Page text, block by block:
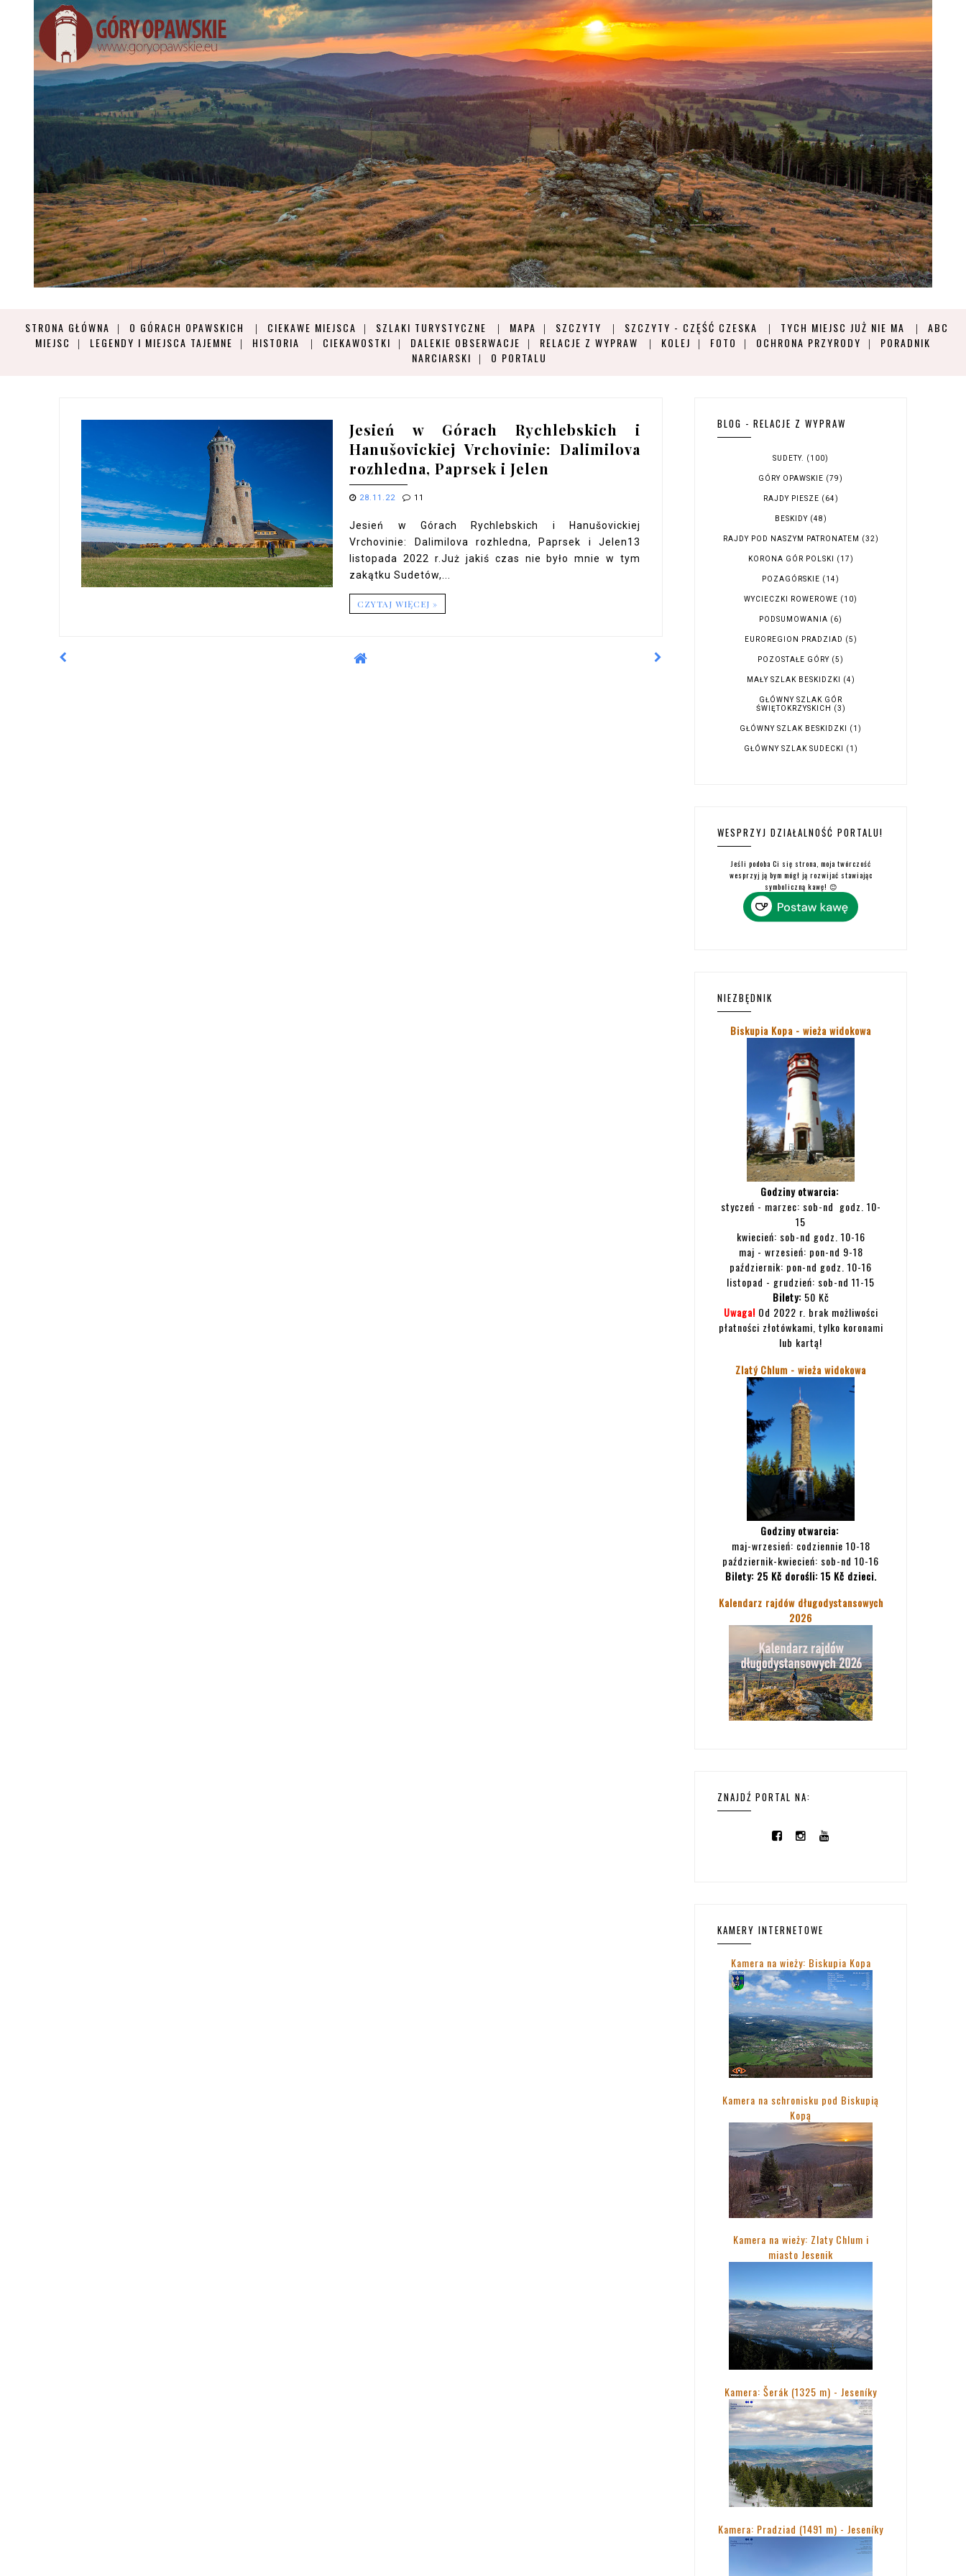
STRONA GŁÓWNA O GÓRACH OPAWSKICH CIEKAWE MIEJSCA SZLAKI TURYSTYCZNE MAPA SZCZYTY SZCZYTY - CZĘŚĆ CZESKA TYCH MIEJSC JUŻ NIE MA
ABC
MIEJSC
LEGENDY I MIEJSCA TAJEMNE HISTORIA CIEKAWOSTKI DALEKIE OBSERWACJE RELACJE Z WYPRAW KOLEJ FOTO OCHRONA PRZYRODY
PORADNIK
NARCIARSKI
O PORTALU
Jesień w Górach Rychlebskich i
Hanušovickiej Vrchovinie: Dalimilova
rozhledna, Paprsek i Jelen
28.11.22 11
Jesień w Górach Rychlebskich i Hanušovickiej
Vrchovinie: Dalimilova rozhledna, Paprsek i Jelen13
listopada 2022 r.Już jakiś czas nie było mnie w tym
zakątku Sudetów,...
CZYTAJ WIĘCEJ »
BLOG - RELACJE Z WYPRAW
SUDETY. (100)
GÓRY OPAWSKIE (79)
RAJDY PIESZE (64)
BESKIDY (48)
RAJDY POD NASZYM PATRONATEM (32)
KORONA GÓR POLSKI (17)
POZAGÓRSKIE (14)
WYCIECZKI ROWEROWE (10)
PODSUMOWANIA (6)
EUROREGION PRADZIAD (5)
POZOSTAŁE GÓRY (5)
MAŁY SZLAK BESKIDZKI (4)
GŁÓWNY SZLAK GÓR
ŚWIĘTOKRZYSKICH
(3)
GŁÓWNY SZLAK BESKIDZKI (1)
GŁÓWNY SZLAK SUDECKI (1)
WESPRZYJ DZIAŁALNOŚĆ PORTALU!
Jeśli podoba Ci się strona, moja twórczość
wesprzyj ją bym mógł ją rozwijać stawiając
symboliczną kawę! 😊
NIEZBĘDNIK
Biskupia Kopa - wieża widokowa
Godziny otwarcia:
styczeń - marzec: sob-nd godz. 10-
15
kwiecień: sob-nd godz. 10-16
maj - wrzesień: pon-nd 9-18
październik: pon-nd godz. 10-16
listopad - grudzień: sob-nd 11-15
Bilety: 50 Kč
Uwaga! Od 2022 r. brak możliwości
płatności złotówkami, tylko koronami
lub kartą!
Zlatý Chlum - wieża widokowa
Godziny otwarcia:
maj-wrzesień: codziennie 10-18
październik-kwiecień: sob-nd 10-16
Bilety: 25 Kč dorośli: 15 Kč dzieci.
Kalendarz rajdów długodystansowych
2026
ZNAJDŹ PORTAL NA:
KAMERY INTERNETOWE
Kamera na wieży: Biskupia Kopa
Kamera na schronisku pod Biskupią
Kopą
Kamera na wieży: Zlaty Chlum i
miasto Jesenik
Kamera: Šerák (1325 m) - Jeseníky
Kamera: Pradziad (1491 m) - Jeseníky